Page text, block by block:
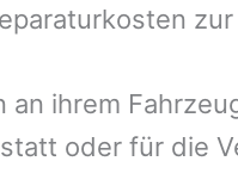
ihrem
oder für die